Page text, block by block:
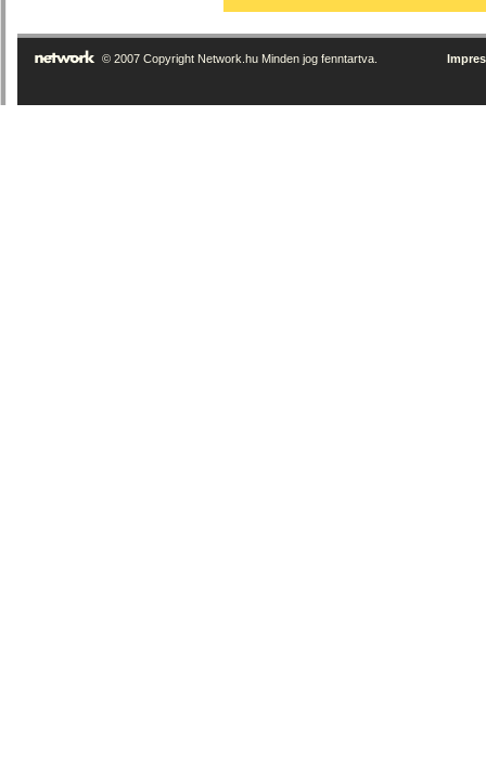
© 2007 Copyright Network.hu Minden jog fenntartva.